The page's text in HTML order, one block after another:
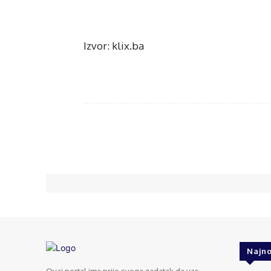
Izvor: klix.ba